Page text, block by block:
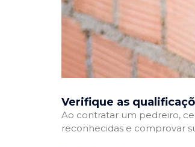
Verifique as
Ao contratar um pedreiro,
reconhecidas e comprovar